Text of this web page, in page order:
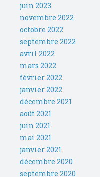
juin 2023
novembre 2022
octobre 2022
septembre 2022
avril 2022
mars 2022
février 2022
janvier 2022
décembre 2021
août 2021
juin 2021
mai 2021
janvier 2021
décembre 2020
septembre 2020